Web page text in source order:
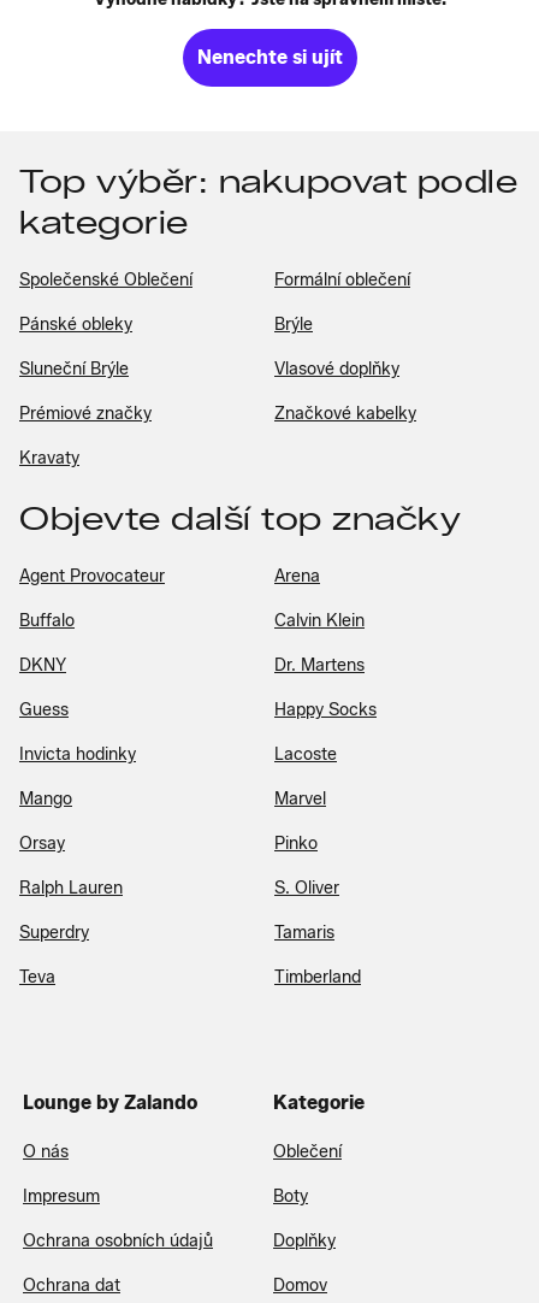
Nenechte si ujít
Top výběr: nakupovat podle
kategorie
Společenské Oblečení Formální oblečení
Pánské obleky Brýle
Sluneční Brýle Vlasové doplňky
Prémiové značky Značkové kabelky
Kravaty
Objevte další top značky
Agent Provocateur Arena
Buffalo Calvin Klein
DKNY Dr. Martens
Guess Happy Socks
Invicta hodinky Lacoste
Mango Marvel
Orsay Pinko
Ralph Lauren S. Oliver
Superdry Tamaris
Teva Timberland
Lounge by Zalando
O nás
Impresum
Ochrana osobních údajů
Ochrana dat
Kategorie
Oblečení
Boty
Doplňky
Domov